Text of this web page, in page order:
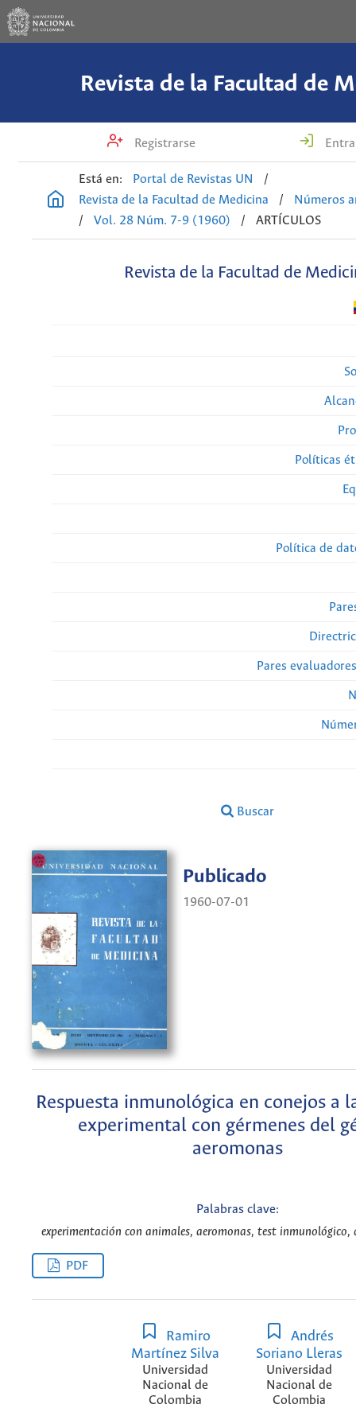
Revista de la Facultad de
Registrarse
Está en: Portal de Revistas UN
/
Revista de la Facultad de Medicina
/
Números
/
Vol. 28 Núm. 7-9 (1960) / ARTÍCULOS
Revista de la Facultad de
Políticas
Política de
Pares
Buscar
Publicado
1960-07-01
Respuesta inmunológica en conejos a
experimental con gérmenes del
aeromonas
Palabras clave:
experimentación con animales, aeromonas, test inmunológico,
PDF
Ramiro
Martínez Silva
Universidad
Nacional de
Colombia
Andrés
Soriano Lleras
Universidad
Nacional de
Colombia